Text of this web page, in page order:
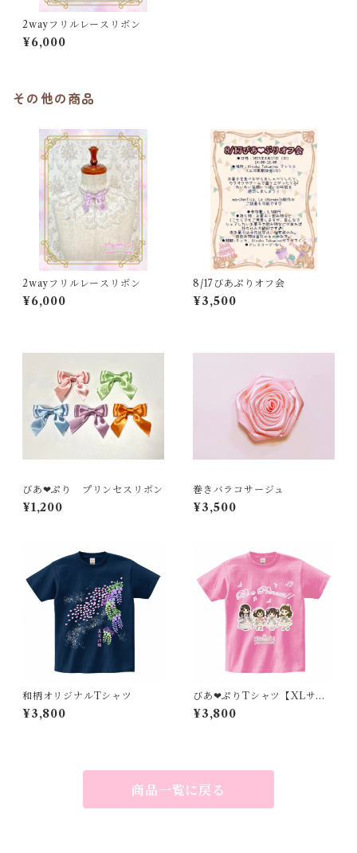
2wayフリルレースリボン
¥6,000
その他の商品
2wayフリルレースリボン
¥6,000
8/17びあぷりオフ会
¥3,500
びあ❤︎ぷり プリンセスリボン
¥1,200
巻きバラコサージュ
¥3,500
和柄オリジナルTシャツ
¥3,800
びあ❤︎ぷりTシャツ【XLサイ
ズ】
¥3,800
商品一覧に戻る